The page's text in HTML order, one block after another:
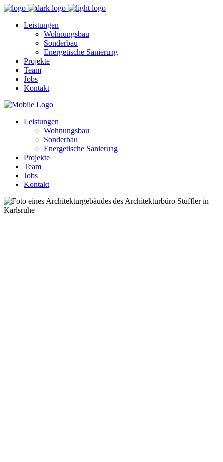
Leistungen
Wohnungsbau
Sonderbau
Energetische Sanierung
Projekte
Team
Jobs
Kontakt
Leistungen
Wohnungsbau
Sonderbau
Energetische Sanierung
Projekte
Team
Jobs
Kontakt